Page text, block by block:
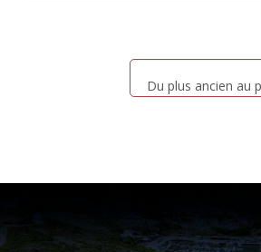
Du plus ancien au